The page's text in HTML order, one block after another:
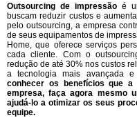
Outsourcing de impressão é
buscam reduzir custos e
pelo outsourcing, a empresa
de seus equipamentos de
Home, que oferece serviços
cada cliente. Com o
redução de até 30% nos custos
a tecnologia mais avançada
conhecer os benefícios que
empresa, faça agora mesmo
ajudá-lo a otimizar os seus
equipe.